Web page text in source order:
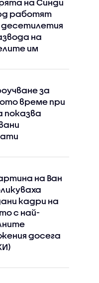
на Синди
работят
десетилетия
на
им
за
време при
показва
на Ван
кадри на
с най-
досега